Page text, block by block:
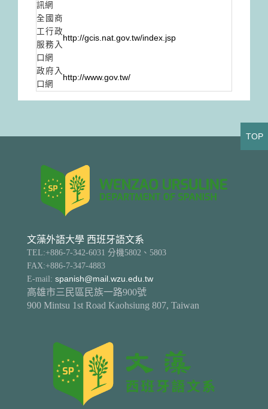
訊網
全國商
工行政
服務入
口網
http://gcis.nat.gov.tw/index.jsp
政府入
口網
http://www.gov.tw/
文藻外語大學 西班牙語文系
TEL:+886-7-342-6031 分機5802、5803
FAX:+886-7-347-4883
E-mail: spanish@mail.wzu.edu.tw
高雄市三民區民族一路900號
900 Mintsu 1st Road Kaohsiung 807, Taiwan
TOP